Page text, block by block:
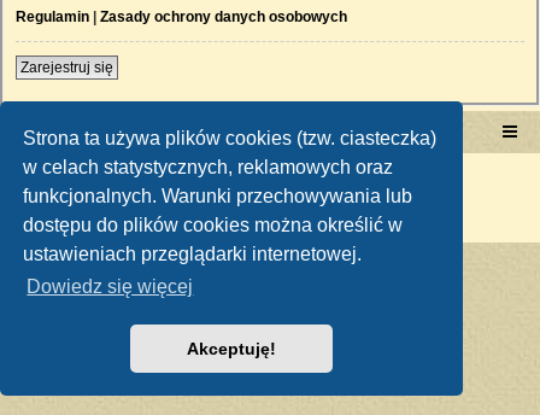
Strona ta używa plików cookies (tzw. ciasteczka)
w celach statystycznych, reklamowych oraz
funkcjonalnych. Warunki przechowywania lub
dostępu do plików cookies można określić w
ustawieniach przeglądarki internetowej.
Dowiedz się więcej
Akceptuję!
Regulamin | Zasady ochrony danych osobowych
Zarejestruj się
Portal RetroTRAKTOR.pl retrotraktor.pl/forum
Technologię dostarczaphpBB® Forum Software © phpBB Limited
Polski pakiet językowy dostarczaphpBB.pl
Zasady ochrony danych osobowych|Regulamin